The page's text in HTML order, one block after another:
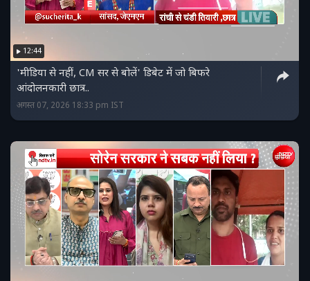
12:44
'मीडिया से नहीं, CM सर से बोलें' डिबेट में जो बिफरे
आंदोलनकारी छात्र..
अगस्त 07, 2026 18:33 pm IST